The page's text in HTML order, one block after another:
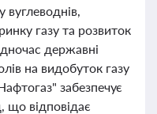
вуглеводнів,
газу та розвиток
державні
на видобуток газу
забезпечує
що відповідає